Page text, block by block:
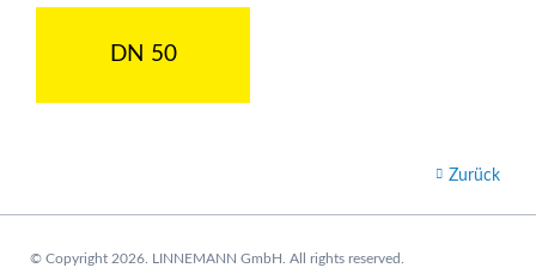
DN 50
Zurück
© Copyright 2026. LINNEMANN GmbH. All rights reserved.